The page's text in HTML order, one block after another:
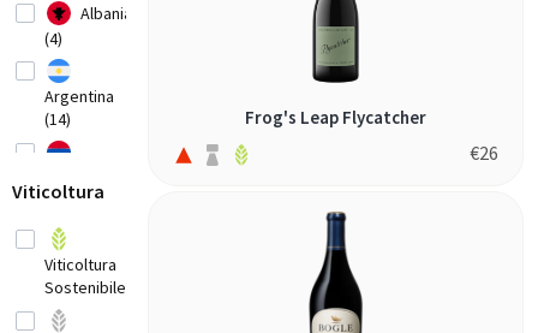
Albania
(4)
Argentina
(14)
Australia
(20)
Austria
(8)
Viticoltura
Viticoltura
Sostenibile (4)
Frog's Leap Flycatcher
€26